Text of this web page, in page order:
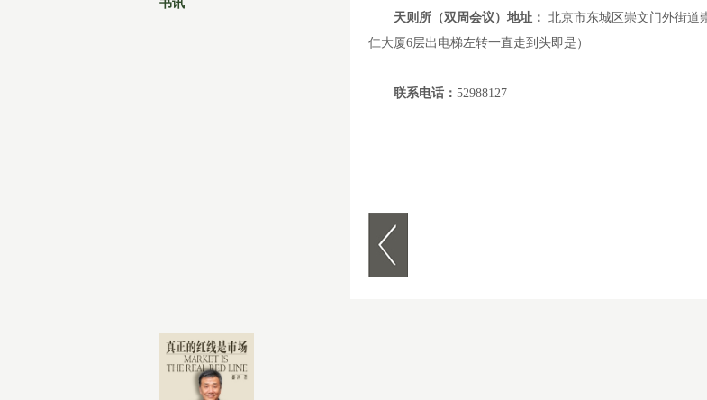
书讯
天则所（双周会议）地址： 北京市东城区崇文门外街道
仁大厦6层出电梯左转一直走到头即是）
联系电话： 52988127